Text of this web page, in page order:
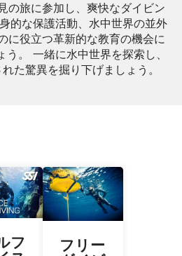
の旅に参加し、爽快なダイビン
的な保護活動、水中世界の並外
に役立つ革新的な教育の機会に
。 一緒に水中世界を探索し、
た驚異を掘り下げましょう。
フ
フリー